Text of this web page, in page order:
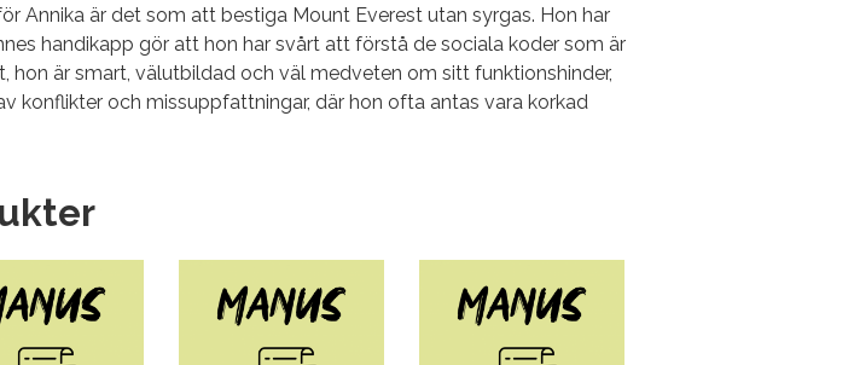
Annika är det som att bestiga Mount Everest utan syrgas. Hon har
handikapp gör att hon har svårt att förstå de sociala koder som är
hon är smart, välutbildad och väl medveten om sitt funktionshinder,
konflikter och missuppfattningar, där hon ofta antas vara korkad